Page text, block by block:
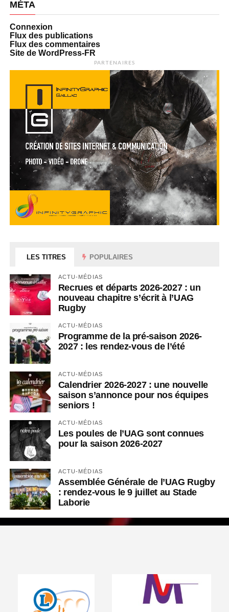
MÉTA
Connexion
Flux des publications
Flux des commentaires
Site de WordPress-FR
PARTENAIRES
LES TITRES POPULAIRES
ACTU-MÉDIAS
Recrues et départs 2026-2027 : un
nouveau chapitre s’écrit à l’UAG
Rugby
ACTU-MÉDIAS
Programme de la pré-saison 2026-
2027 : les rendez-vous de l’été
ACTU-MÉDIAS
Calendrier 2026-2027 : une nouvelle
saison s’annonce pour nos équipes
seniors !
ACTU-MÉDIAS
Les poules de l’UAG sont connues
pour la saison 2026-2027
ACTU-MÉDIAS
Assemblée Générale de l’UAG Rugby
: rendez-vous le 9 juillet au Stade
Laborie